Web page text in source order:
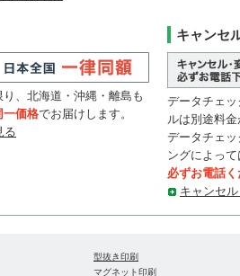
、北海道・沖縄・離島も
一価格でお届けします。
る
キャンセ
データチェ
ルは別途料
データチェ
ングによっ
必ずお電話
キャンセ
型抜き印刷
マグネット印刷